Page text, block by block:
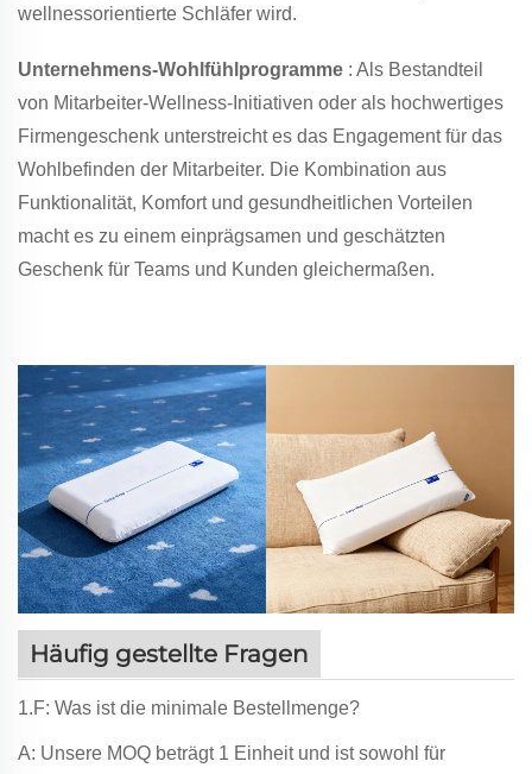
wellnessorientierte Schläfer wird.
Unternehmens-Wohlfühlprogramme : Als Bestandteil
von Mitarbeiter-Wellness-Initiativen oder als hochwertiges
Firmengeschenk unterstreicht es das Engagement für das
Wohlbefinden der Mitarbeiter. Die Kombination aus
Funktionalität, Komfort und gesundheitlichen Vorteilen
macht es zu einem einprägsamen und geschätzten
Geschenk für Teams und Kunden gleichermaßen.
Häufig gestellte Fragen
1.F: Was ist die minimale Bestellmenge?
A: Unsere MOQ beträgt 1 Einheit und ist sowohl für